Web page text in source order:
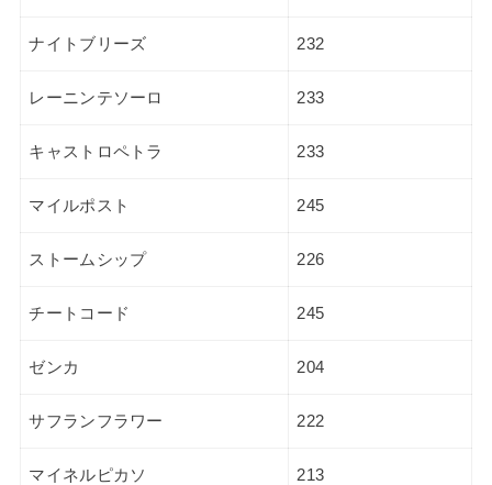
ナイトブリーズ 232
レーニンテソーロ 233
キャストロペトラ 233
マイルポスト 245
ストームシップ 226
チートコード 245
ゼンカ 204
サフランフラワー 222
マイネルピカソ 213